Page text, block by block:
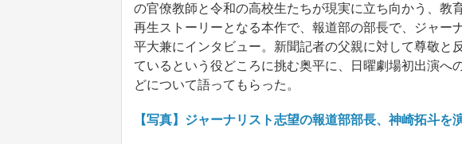
の官僚教師と令和の高校生たちが現実に立ち向かう、教
再生ストーリーとなる本作で、報道部の部長で、ジャー
平大兼にインタビュー。新聞記者の父親に対して尊敬と
ているという役どころに挑む奥平に、日曜劇場初出演へ
どについて語ってもらった。
【写真】ジャーナリスト志望の報道部部長、神崎拓斗を